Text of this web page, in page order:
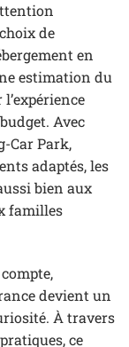
de
en
estimation du
Avec
Car Park,
adaptés, les
bien aux
familles
devient un
À travers
ce